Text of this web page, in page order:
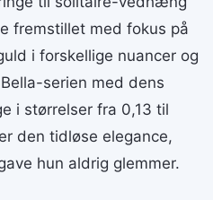
fremstillet med fokus på
i forskellige nuancer og
serien med dens
i størrelser fra 0,13 til
den tidløse elegance,
hun aldrig glemmer.